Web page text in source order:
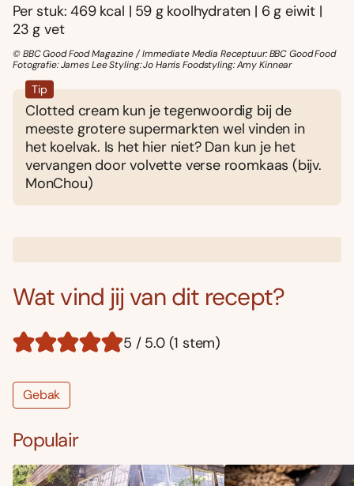
Per stuk: 469 kcal | 59 g koolhydraten | 6 g eiwit |
23 g vet
© BBC Good Food Magazine / Immediate Media Receptuur: BBC Good Food
Fotografie: James Lee Styling: Jo Harris Foodstyling: Amy Kinnear
Tip
Clotted cream kun je tegenwoordig bij de
meeste grotere supermarkten wel vinden in
het koelvak. Is het hier niet? Dan kun je het
vervangen door volvette verse roomkaas (bijv.
MonChou)
Wat vind jij van dit recept?
5 / 5.0 (1 stem)
Gebak
Populair